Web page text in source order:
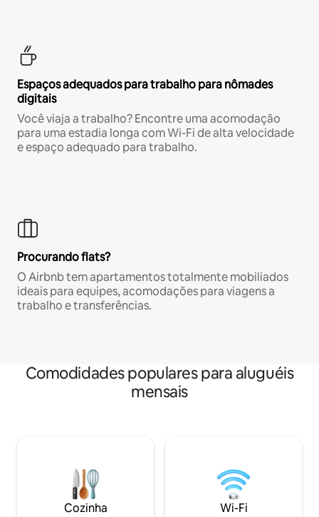
Espaços adequados para trabalho para nômades
digitais
Você viaja a trabalho? Encontre uma acomodação
para uma estadia longa com Wi-Fi de alta velocidade
e espaço adequado para trabalho.
Procurando flats?
O Airbnb tem apartamentos totalmente mobiliados
ideais para equipes, acomodações para viagens a
trabalho e transferências.
Comodidades populares para aluguéis
mensais
Cozinha Wi-Fi